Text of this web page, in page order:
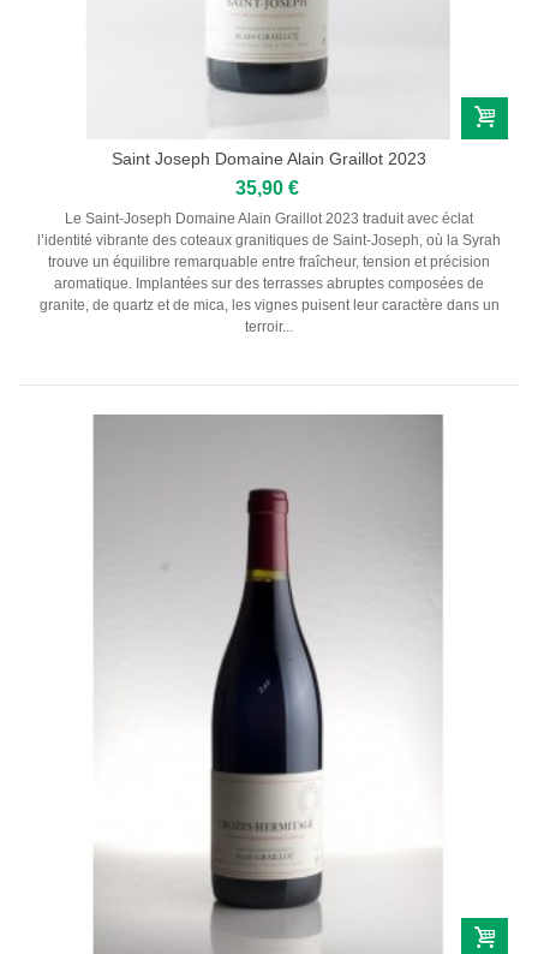
Saint Joseph Domaine Alain Graillot 2023
35,90 €
Le Saint-Joseph Domaine Alain Graillot 2023 traduit avec éclat
l’identité vibrante des coteaux granitiques de Saint-Joseph, où la Syrah
trouve un équilibre remarquable entre fraîcheur, tension et précision
aromatique. Implantées sur des terrasses abruptes composées de
granite, de quartz et de mica, les vignes puisent leur caractère dans un
terroir...